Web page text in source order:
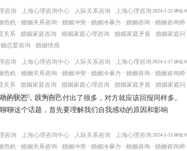
2024-1-22 评论:0
咨询 上海心理咨询中心 人际关系咨询
上海心理咨询
危机 婚姻关系咨询 婚姻冲突 婚姻冷暴力 婚姻咨询
婚姻咨询师
关系 婚姻家庭咨询 婚姻家庭心理咨询 婚姻家庭矛盾
婚姻家庭问
恋爱咨询 婚姻情感
2024-1-17 评论:0
咨询 上海心理咨询中心 人际关系咨询
上海心理咨询
危机 婚姻关系咨询 婚姻冲突 婚姻冷暴力 婚姻咨询
婚姻咨询师
关系 婚姻家庭咨询 婚姻家庭心理咨询 婚姻家庭矛盾
婚姻家庭问
恋爱咨询 婚姻情感
的状态，以为自己付出了很多，对方就应该回报同样多。
聊这个话题， 首先要理解我们自我感动的原因和影响
2024-1-15 评论:0
咨询 上海心理咨询中心 人际关系咨询
上海心理咨询
危机 婚姻关系咨询 婚姻冲突 婚姻冷暴力 婚姻咨询
婚姻咨询师